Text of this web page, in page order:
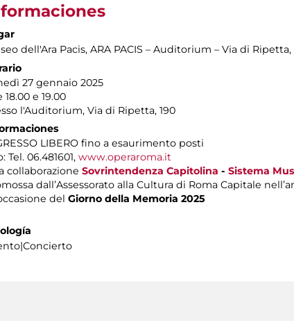
dell'Ara Pacis, ARA PACIS – Auditorium – Via di Ripetta,
27 gennaio 2025
18.00 e 19.00
l'Auditorium, Via di Ripetta, 190
LIBERO fino a esaurimento posti
Tel. 06.481601, www.operaroma.it
collaborazione Sovrintendenza Capitolina - Sistema
dall’Assessorato alla Cultura di Roma Capitale
del Giorno della Memoria 2025